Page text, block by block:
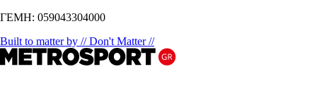
ΓΕΜΗ: 059043304000
Built to matter by // Don't Matter //